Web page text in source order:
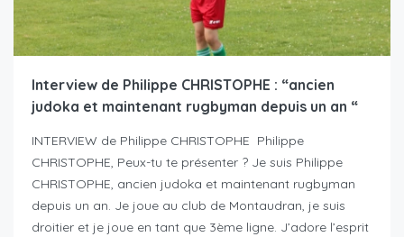
Interview de Philippe CHRISTOPHE : “ancien
judoka et maintenant rugbyman depuis un an “
INTERVIEW de Philippe CHRISTOPHE Philippe
CHRISTOPHE, Peux-tu te présenter ? Je suis Philippe
CHRISTOPHE, ancien judoka et maintenant rugbyman
depuis un an. Je joue au club de Montaudran, je suis
droitier et je joue en tant que 3ème ligne. J’adore l’esprit